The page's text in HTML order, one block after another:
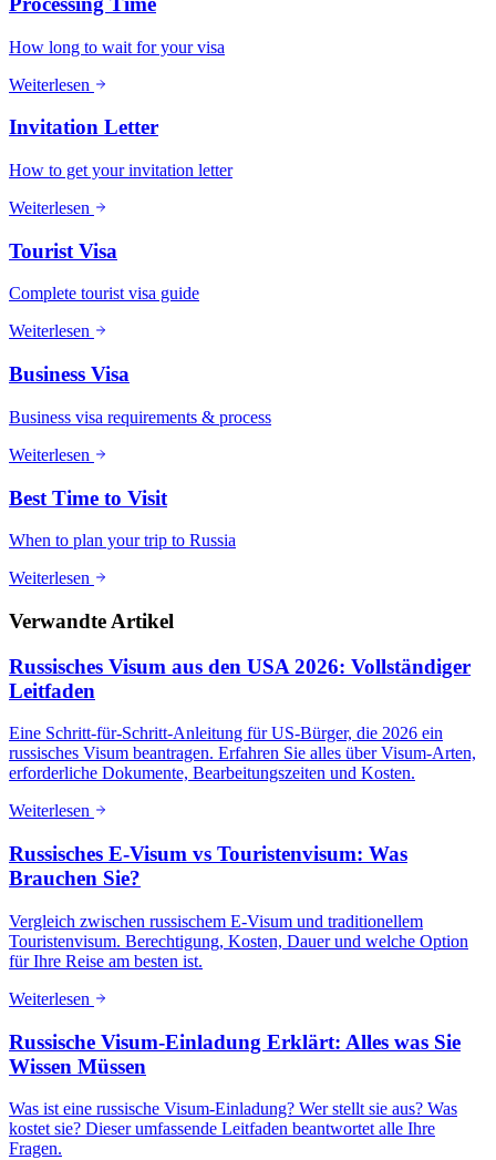
How long to wait for your visa
Weiterlesen
Invitation Letter
How to get your invitation letter
Weiterlesen
Tourist Visa
Complete tourist visa guide
Weiterlesen
Business Visa
Business visa requirements & process
Weiterlesen
Best Time to Visit
When to plan your trip to Russia
Weiterlesen
Verwandte Artikel
Russisches Visum aus den USA 2026: Vollständiger
Leitfaden
Eine Schritt-für-Schritt-Anleitung für US-Bürger, die 2026 ein
russisches Visum beantragen. Erfahren Sie alles über Visum-Arten,
erforderliche Dokumente, Bearbeitungszeiten und Kosten.
Weiterlesen
Russisches E-Visum vs Touristenvisum: Was
Brauchen Sie?
Vergleich zwischen russischem E-Visum und traditionellem
Touristenvisum. Berechtigung, Kosten, Dauer und welche Option
für Ihre Reise am besten ist.
Weiterlesen
Russische Visum-Einladung Erklärt: Alles was Sie
Wissen Müssen
Was ist eine russische Visum-Einladung? Wer stellt sie aus? Was
kostet sie? Dieser umfassende Leitfaden beantwortet alle Ihre
Fragen.